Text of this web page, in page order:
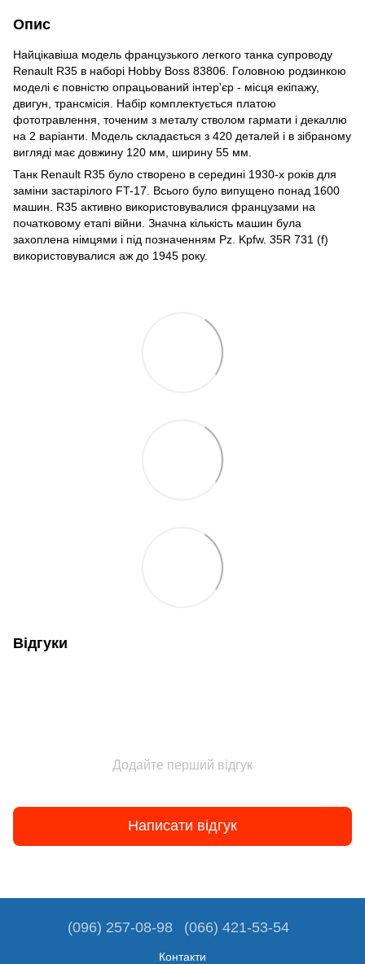
Опис
Найцікавіша модель французького легкого танка супроводу
Renault R35 в наборі Hobby Boss 83806. Головною родзинкою
моделі є повністю опрацьований інтер'єр - місця екіпажу,
двигун, трансмісія. Набір комплектується платою
фототравлення, точеним з металу стволом гармати і декаллю
на 2 варіанти. Модель складається з 420 деталей і в зібраному
вигляді має довжину 120 мм, ширину 55 мм.
Танк Renault R35 було створено в середині 1930-х років для
заміни застарілого FT-17. Всього було випущено понад 1600
машин. R35 активно використовувалися французами на
початковому етапі війни. Значна кількість машин була
захоплена німцями і під позначенням Pz. Kpfw. 35R 731 (f)
використовувалися аж до 1945 року.
Відгуки
Додайте перший відгук
Написати відгук
(096) 257-08-98 (066) 421-53-54
Контакти